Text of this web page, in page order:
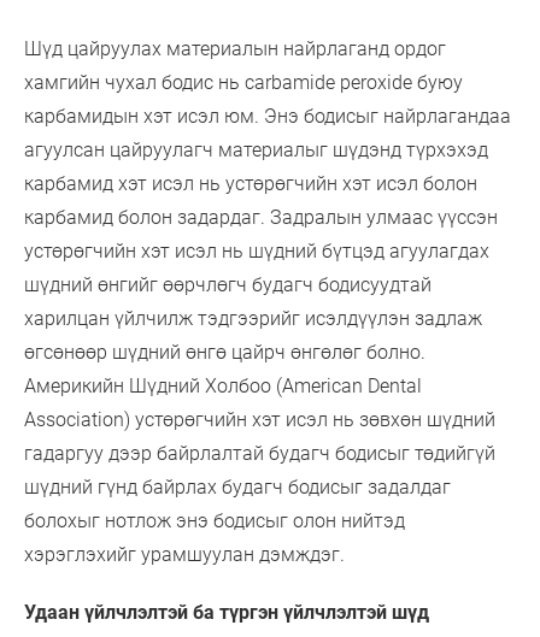
Шүд цайруулах материалын найрлаганд ордог
хамгийн чухал бодис нь carbamide peroxide буюу
карбамидын хэт исэл юм. Энэ бодисыг найрлагандаа
агуулсан цайруулагч материалыг шүдэнд түрхэхэд
карбамид хэт исэл нь устөрөгчийн хэт исэл болон
карбамид болон задардаг. Задралын улмаас үүссэн
устөрөгчийн хэт исэл нь шүдний бүтцэд агуулагдах
шүдний өнгийг өөрчлөгч будагч бодисуудтай
харилцан үйлчилж тэдгээрийг исэлдүүлэн задлаж
өгсөнөөр шүдний өнгө цайрч өнгөлөг болно.
Америкийн Шүдний Холбоо (American Dental
Association) устөрөгчийн хэт исэл нь зөвхөн шүдний
гадаргуу дээр байрлалтай будагч бодисыг төдийгүй
шүдний гүнд байрлах будагч бодисыг задалдаг
болохыг нотлож энэ бодисыг олон нийтэд
хэрэглэхийг урамшуулан дэмждэг.
Удаан үйлчлэлтэй ба түргэн үйлчлэлтэй шүд